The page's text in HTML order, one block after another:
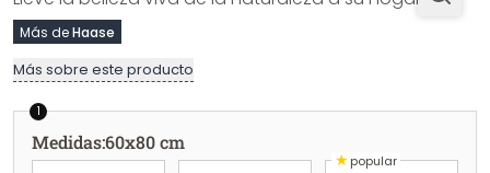
Más deHaase
Más sobre este producto
1
Medidas:60x80 cm
★popular